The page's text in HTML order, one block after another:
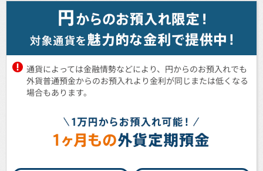
通貨によっては金融情勢などにより、円からのお預入れでも
外貨普通預金からのお預入れより金利が同じまたは低くなる
場合もあります。